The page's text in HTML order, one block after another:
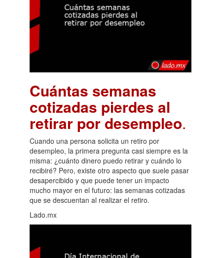
Cuántas semanas
cotizadas pierdes al
retirar por desempleo.
Cuando una persona solicita un retiro por
desempleo, la primera pregunta casi siempre es la
misma: ¿cuánto dinero puedo retirar y cuándo lo
recibiré? Pero, existe otro aspecto que suele pasar
desapercibido y que puede tener un impacto
mucho mayor en el futuro: las semanas cotizadas
que se descuentan al realizar el retiro.
Lado.mx